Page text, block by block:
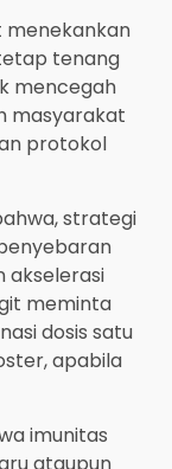
menekankan
tenang
mencegah
masyarakat
protokol
strategi
akselerasi
meminta
dosis satu
apabila
imunitas